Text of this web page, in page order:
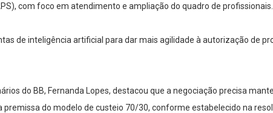
com foco em atendimento e ampliação do quadro de profissionais.
de inteligência artificial para dar mais agilidade à autorização de
do BB, Fernanda Lopes, destacou que a negociação precisa
do modelo de custeio 70/30, conforme estabelecido na